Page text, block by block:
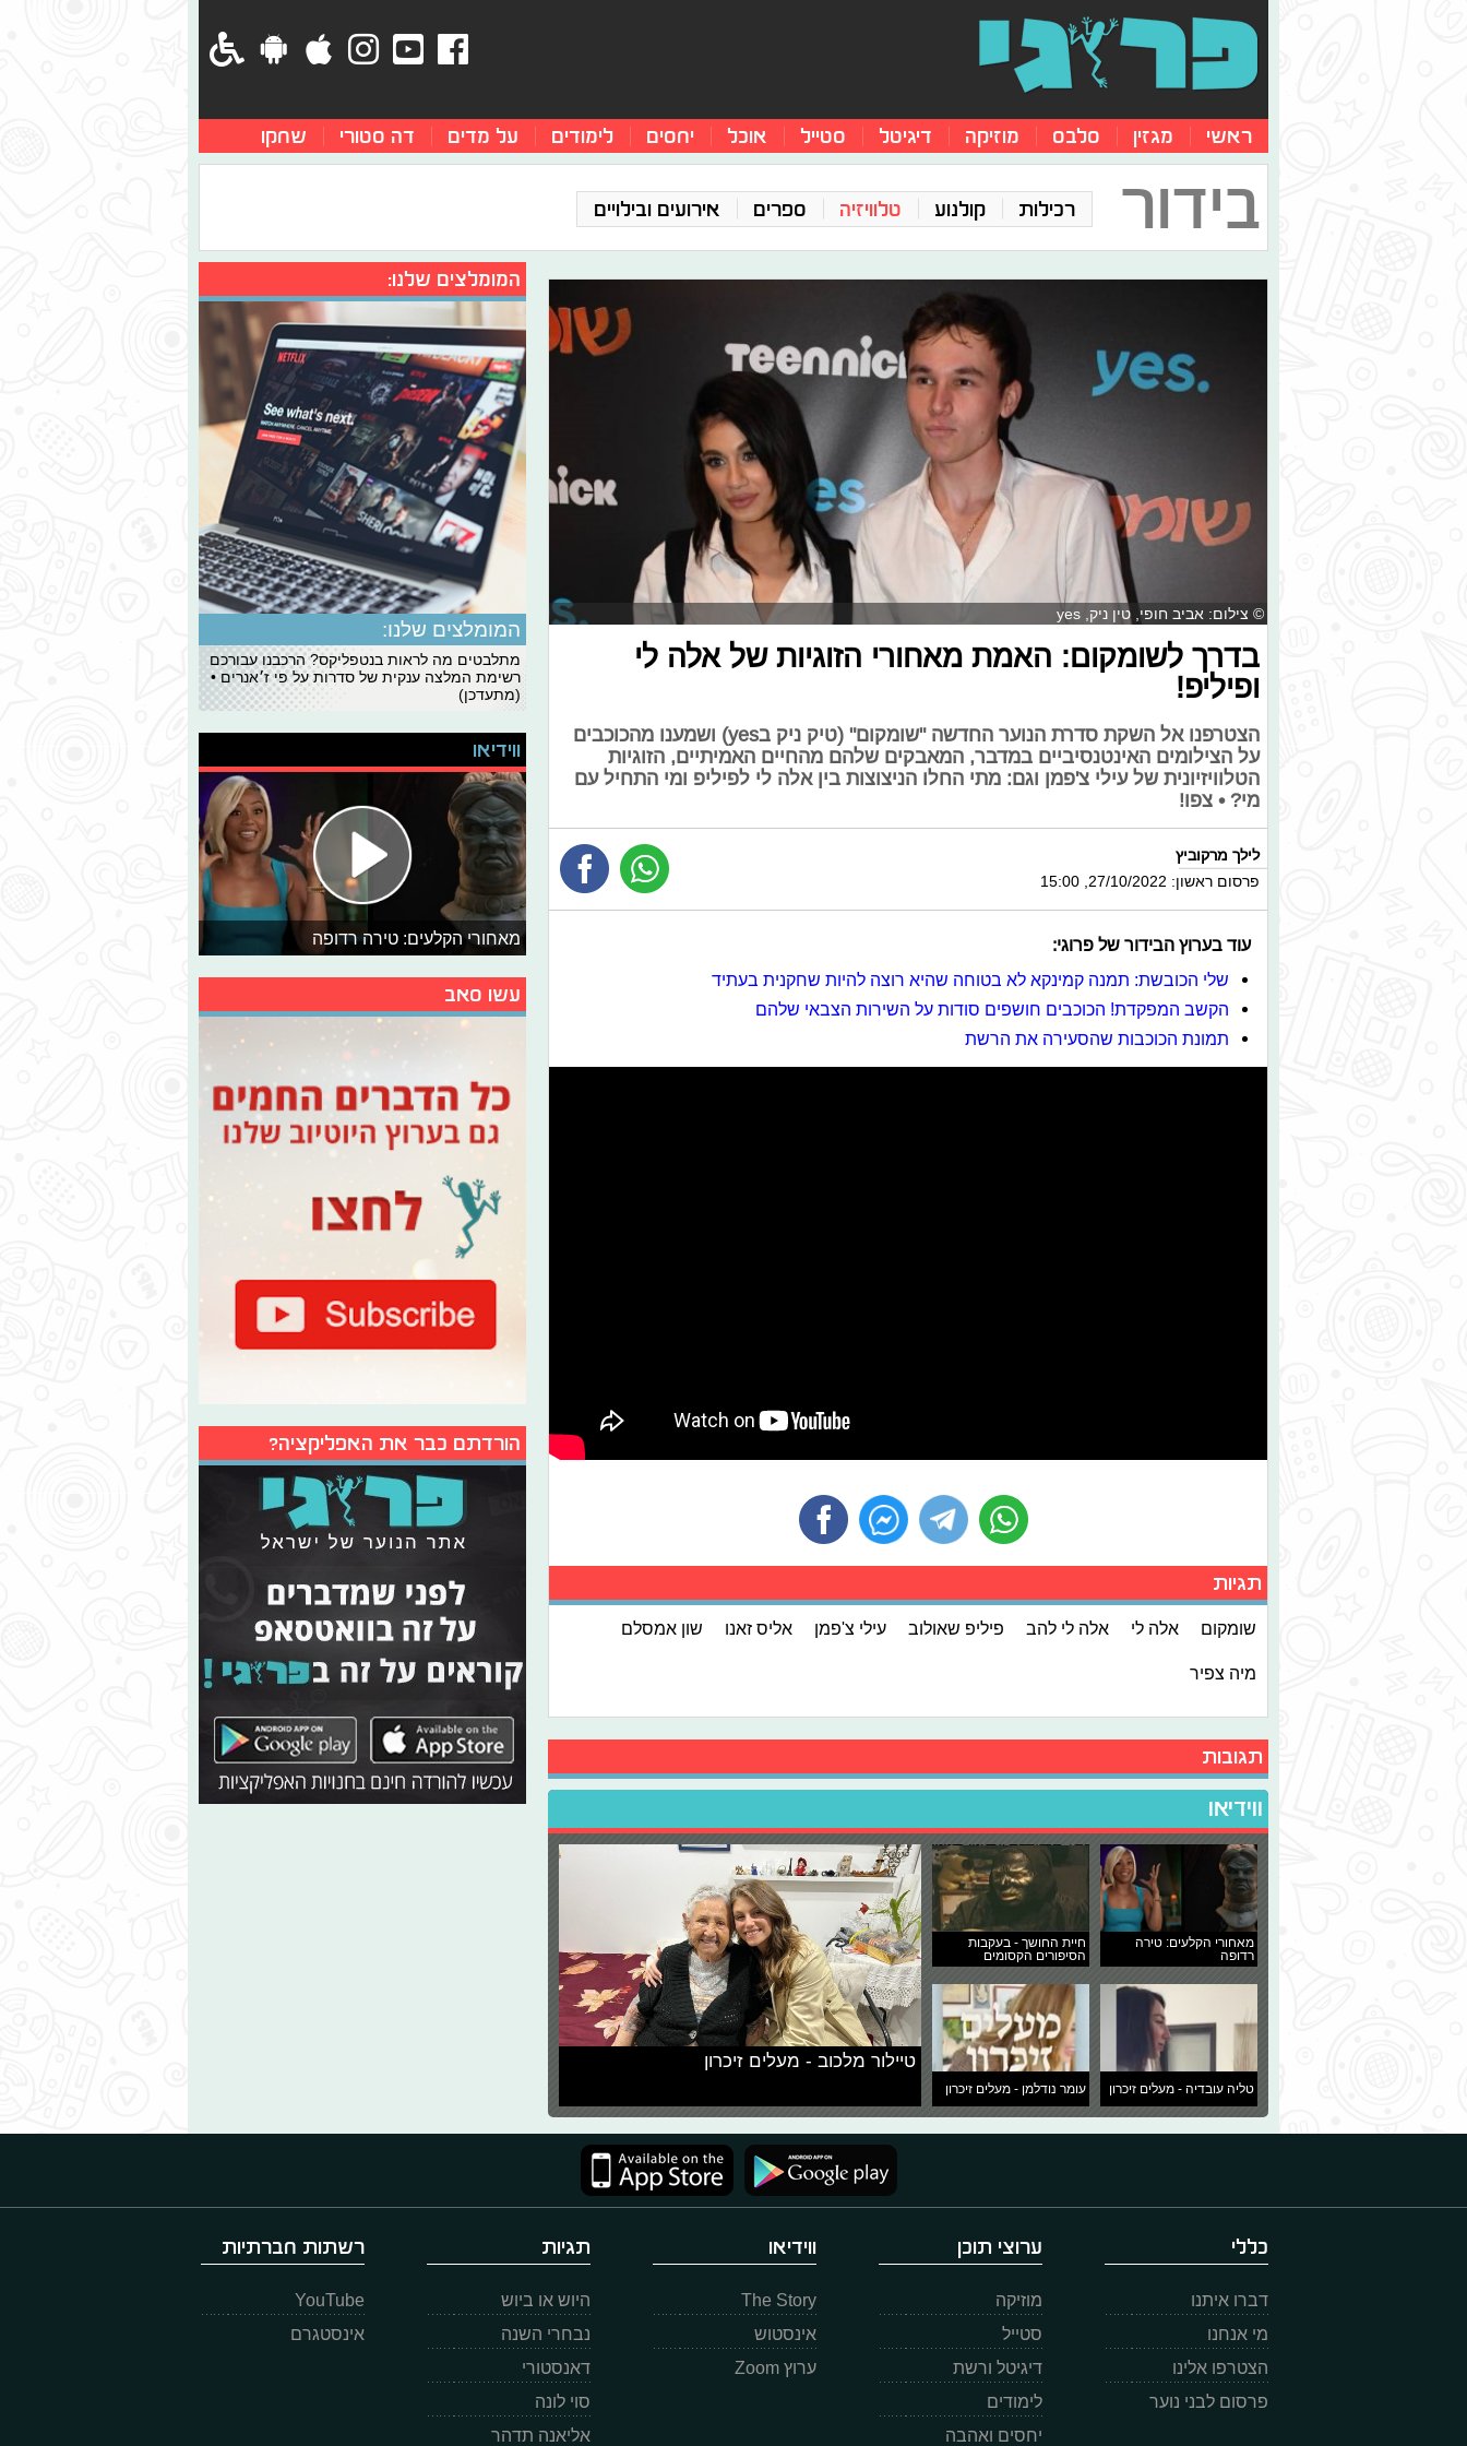
ראשי מגזין סלבס מוזיקה דיגיטל סטייל אוכל יחסים לימודים על מדים דה סטורי שחקו
בידור רכילות קולנוע טלוויזיה ספרים אירועים ובילויים
© צילום: אביב חופי, טין ניק, yes
בדרך לשומקום: האמת מאחורי הזוגיות של אלה לי
ופיליפ!
הצטרפנו אל השקת סדרת הנוער החדשה "שומקום" (טיק ניק בyes) ושמענו מהכוכבים
על הצילומים האינטנסיביים במדבר, המאבקים שלהם מהחיים האמיתיים, הזוגיות
הטלוויזיונית של עילי צ'פמן וגם: מתי החלו הניצוצות בין אלה לי לפיליפ ומי התחיל עם
מי? • צפו!
לילך מרקוביץ
פרסום ראשון: 27/10/2022, 15:00
עוד בערוץ הבידור של פרוגי:
שלי הכובשת: תמנה קמינקא לא בטוחה שהיא רוצה להיות שחקנית בעתיד
הקשב המפקדת! הכוכבים חושפים סודות על השירות הצבאי שלהם
תמונת הכוכבות שהסעירה את הרשת
תגיות
שומקום אלה לי אלה לי להב פיליפ שאולוב עילי צ'פמן אליס זאנו שון אמסלם
מיה צפיר
תגובות
ווידיאו
מאחורי הקלעים: טירה
רדופה
חיית החושך - בעקבות
הסיפורים הקסומים
טליה עובדיה - מעלים זיכרון עומר נודלמן - מעלים זיכרון
טיילור מלכוב - מעלים זיכרון
המומלצים שלנו:
המומלצים שלנו:
מתלבטים מה לראות בנטפליקס? הרכבנו עבורכם
רשימת המלצה ענקית של סדרות על פי ז׳אנרים •
(מתעדכן)
ווידיאו
מאחורי הקלעים: טירה רדופה
עשו סאב
הורדתם כבר את האפליקציה?
כללי
דברו איתנו
מי אנחנו
הצטרפו אלינו
פרסום לבני נוער
ערוצי תוכן
מוזיקה
סטייל
דיגיטל ורשת
לימודים
יחסים ואהבה
ווידיאו
The Story
אינסטוש
ערוץ Zoom
תגיות
היוש או ביוש
נבחרי השנה
דאנסטורי
סוי לונה
אליאנה תדהר
רשתות חברתיות
YouTube
אינסטגרם